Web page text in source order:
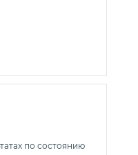
по состоянию